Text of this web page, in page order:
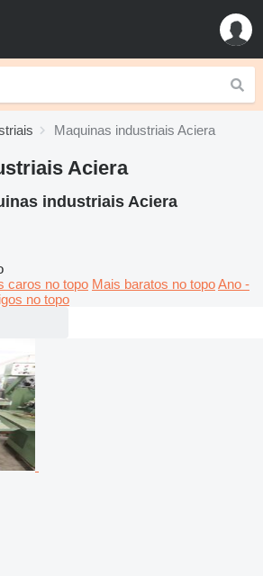
Maquinas industriais Aciera
Aciera
industriais Aciera
caros no topo Mais baratos no topoAno -
no topo